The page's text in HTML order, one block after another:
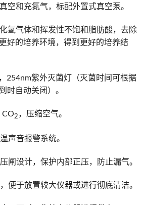
空和充氮气，标配外置式真空泵。
氢气体和挥发性不饱和脂肪酸，去除
好的培养环境，得到更好的培养结
254nm紫外灭菌灯（灭菌时间可根据
时自动关闭）。
CO2 ，压缩空气。
声音报警系统。
闸设计，保护内部正压，防止漏气。
便于放置较大仪器或进行彻底清洁。